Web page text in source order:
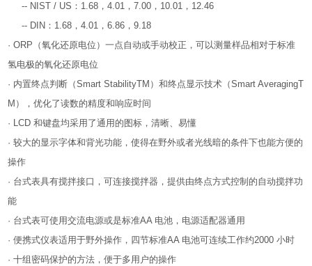
-- NIST / US：1.68，4.01，7.00，10.01，12.46
-- DIN：1.68，4.01，6.86，9.18
· ORP（氧化还原电位）一点自动或手动校正，可以测量样品相对于标准
氢电极的氧化还原电位
· 内置终点判断（Smart StabilityTM）和终点显示技术（Smart AveragingT
M），优化了读数的精度和响应时间
· LCD 和键盘均采用了通用的图标，清晰、易懂
· 较大的显示字体和背光功能，使得在野外或者光线暗的条件下也能方便的
操作
· 台式表具有搅拌接口，可连接搅拌器，提供由终点方式控制的自动搅拌功
能
· 台式表可使用交流电源或是标准AA 电池，电源适配器通用
· 便携式仪表适用于野外操作，四节标准AA 电池可连续工作约2000 小时
· 十组密码保护的方法，便于多用户的操作